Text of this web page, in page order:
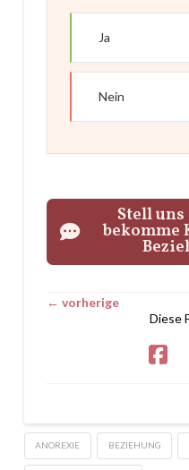
Ja
Nein
Stell uns
bekomme
← vorherige
Diese
ANOREXIE BEZIEHUNG